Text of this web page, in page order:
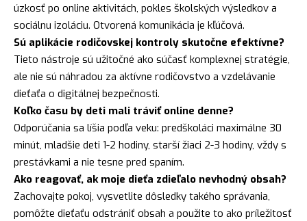
úzkosť po online aktivitách, pokles školských výsledkov a
sociálnu izoláciu. Otvorená komunikácia je kľúčová.
Sú aplikácie rodičovskej kontroly skutočne efektívne?
Tieto nástroje sú užitočné ako súčasť komplexnej stratégie,
ale nie sú náhradou za aktívne rodičovstvo a vzdelávanie
dieťaťa o digitálnej bezpečnosti.
Koľko času by deti mali tráviť online denne?
Odporúčania sa líšia podľa veku: predškoláci maximálne 30
minút, mladšie deti 1-2 hodiny, starší žiaci 2-3 hodiny, vždy s
prestávkami a nie tesne pred spaním.
Ako reagovať, ak moje dieťa zdieľalo nevhodný obsah?
Zachovajte pokoj, vysvetlite dôsledky takého správania,
pomôžte dieťaťu odstrániť obsah a použite to ako príležitosť